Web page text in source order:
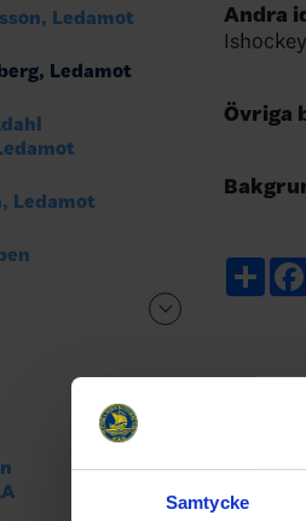
Samtycke
Ledamot
Ledamot
Ledamot
Andra
Övriga